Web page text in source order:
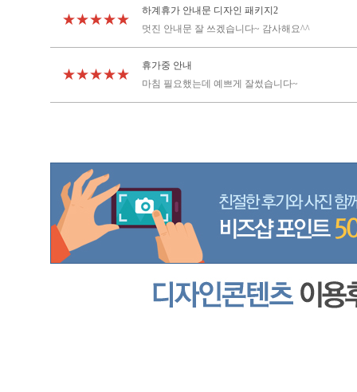
★★★★★
하계휴가 안내문 디자인 패키지2
멋진 안내문 잘 쓰겠습니다~ 감사해요^^
★★★★★
휴가중 안내
마침 필요했는데 예쁘게 잘썼습니다~